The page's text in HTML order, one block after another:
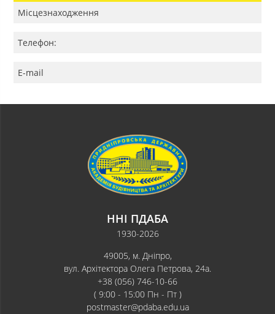
Місцезнаходження
Телефон:
E-mail
ННІ ПДАБА
1930-2026
49005, м. Дніпро,
вул. Архітектора Олега Петрова, 24а.
+38 (056) 746-10-66
( 9:00 - 15:00 Пн - Пт )
postmaster@pdaba.edu.ua